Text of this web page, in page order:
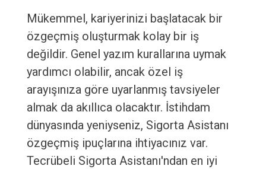
Mükemmel, kariyerinizi başlatacak bir
özgeçmiş oluşturmak kolay bir iş
değildir. Genel yazım kurallarına uymak
yardımcı olabilir, ancak özel iş
arayışınıza göre uyarlanmış tavsiyeler
almak da akıllıca olacaktır. İstihdam
dünyasında yeniyseniz, Sigorta Asistanı
özgeçmiş ipuçlarına ihtiyacınız var.
Tecrübeli Sigorta Asistanı'ndan en iyi